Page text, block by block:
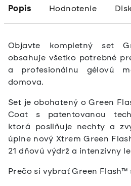
Popis Hodnotenie
Objavte kompletný set
obsahuje všetko potrebné
a profesionálnu gélovú
domova.
Set je obohatený o Green
Coat s patentovanou
ktorá posilňuje nechty a
úplne nový Xtrem Green
21 dňovú výdrž a intenzívny
Prečo si vybrať Green Flash™